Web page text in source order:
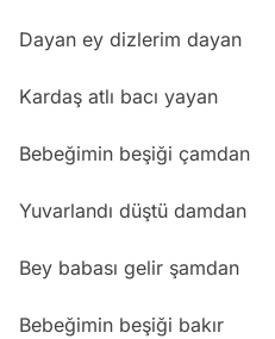
Dayan ey dizlerim dayan
Kardaş atlı bacı yayan
Bebeğimin beşiği çamdan
Yuvarlandı düştü damdan
Bey babası gelir şamdan
Bebeğimin beşiği bakır